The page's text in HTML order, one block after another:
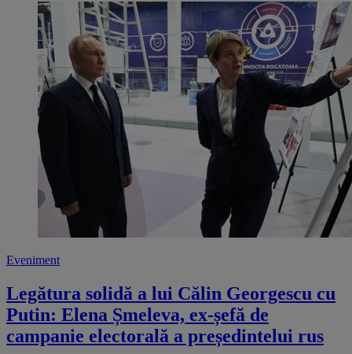
Eveniment
Legătura solidă a lui Călin Georgescu cu
Putin: Elena Șmeleva, ex-șefă de
campanie electorală a președintelui rus